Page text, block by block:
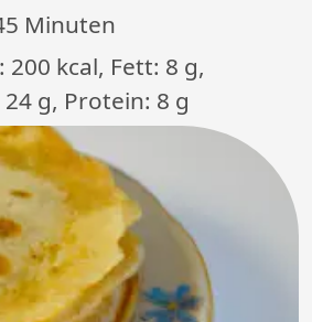
Minuten
200 kcal, Fett: 8 g,
g, Protein: 8 g